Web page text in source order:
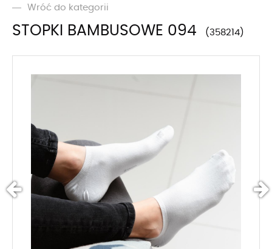
Wróć do kategorii
STOPKI BAMBUSOWE 094 358214